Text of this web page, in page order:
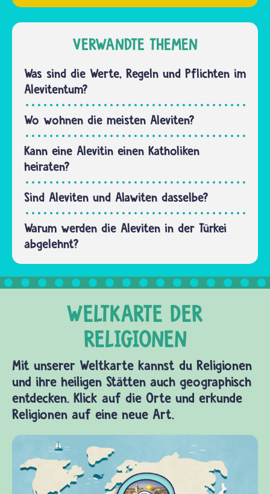
Alis. Er
bei sich…
spezielles
alevitisches
Gericht
„Hizir-
Lokma“,
hierfür
macht
man
beispielsweise
„Kömbe…
VERWANDTE THEMEN
Was sind die Werte, Regeln und Pflichten im
Alevitentum?
Wo wohnen die meisten Aleviten?
Kann eine Alevitin einen Katholiken
heiraten?
Sind Aleviten und Alawiten dasselbe?
Warum werden die Aleviten in der Türkei
abgelehnt?
Mit unserer Weltkarte kannst du Religionen
und ihre heiligen Stätten auch geographisch
entdecken. Klick auf die Orte und erkunde
Religionen auf eine neue Art.